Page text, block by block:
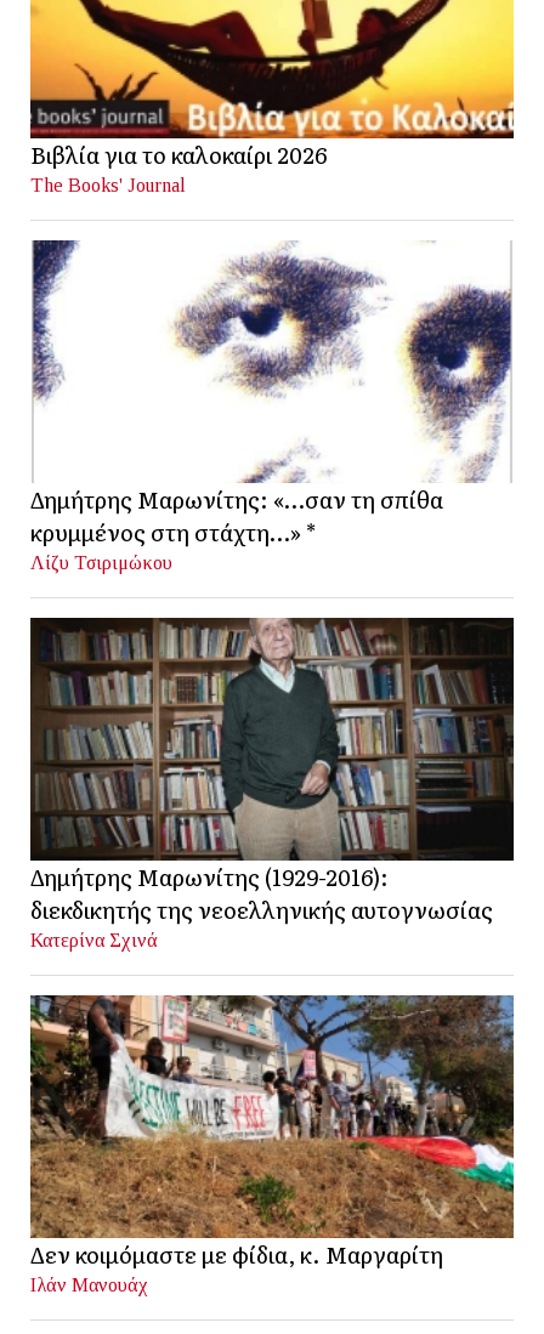
Βιβλία για το καλοκαίρι 2026
The Books' Journal
Δημήτρης Μαρωνίτης: «…σαν τη σπίθα
κρυμμένος στη στάχτη…» *
Λίζυ Τσιριμώκου
Δημήτρης Μαρωνίτης (1929-2016):
διεκδικητής της νεοελληνικής αυτογνωσίας
Κατερίνα Σχινά
Δεν κοιμόμαστε με φίδια, κ. Μαργαρίτη
Ιλάν Μανουάχ